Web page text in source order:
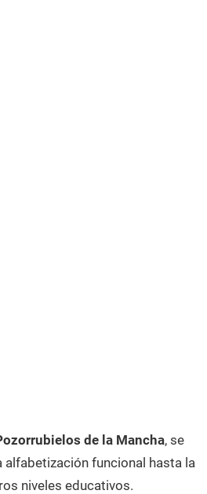
de la Mancha, se
alfabetización funcional hasta la
niveles educativos.